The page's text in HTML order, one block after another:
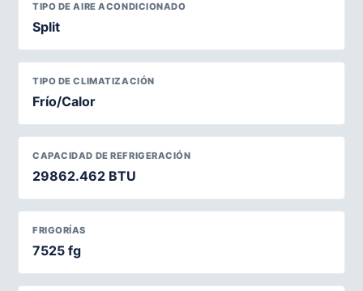
TIPO DE AIRE ACONDICIONADO
Split
TIPO DE CLIMATIZACIÓN
Frío/Calor
CAPACIDAD DE REFRIGERACIÓN
29862.462 BTU
FRIGORÍAS
7525 fg